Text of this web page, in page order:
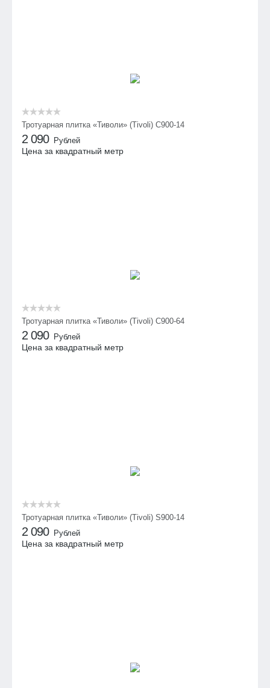
Тротуарная плитка «Тиволи» (Tivoli) С900-14
2 090 Рублей
Цена за квадратный метр
Тротуарная плитка «Тиволи» (Tivoli) С900-64
2 090 Рублей
Цена за квадратный метр
Тротуарная плитка «Тиволи» (Tivoli) S900-14
2 090 Рублей
Цена за квадратный метр